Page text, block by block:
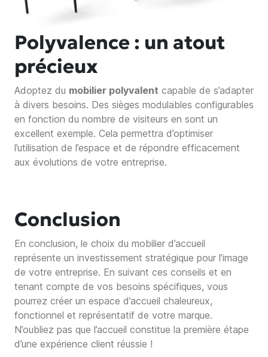
Polyvalence : un atout
précieux
Adoptez du mobilier polyvalent capable de s’adapter
à divers besoins. Des sièges modulables configurables
en fonction du nombre de visiteurs en sont un
excellent exemple. Cela permettra d’optimiser
l’utilisation de l’espace et de répondre efficacement
aux évolutions de votre entreprise.
Conclusion
En conclusion, le choix du mobilier d’accueil
représente un investissement stratégique pour l’image
de votre entreprise. En suivant ces conseils et en
tenant compte de vos besoins spécifiques, vous
pourrez créer un espace d’accueil chaleureux,
fonctionnel et représentatif de votre marque.
N’oubliez pas que l’accueil constitue la première étape
d’une expérience client réussie !